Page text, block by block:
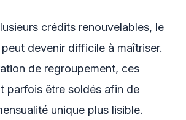
crédits renouvelables, le
devenir difficile à maîtriser.
de regroupement, ces
parfois être soldés afin de
unique plus lisible.